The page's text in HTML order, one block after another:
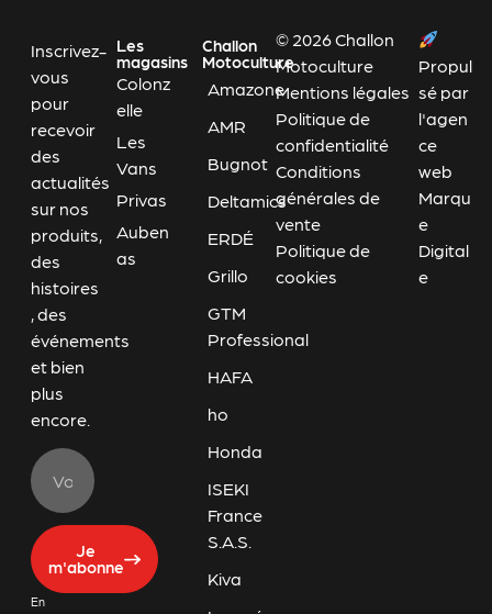
Inscrivez-
vous
pour
recevoir
des
actualités
sur nos
produits,
des
histoires
, des
événements
et bien
plus
encore.
Je
m'abonne
En
Les
magasins
Colonz
elle
Les
Vans
Privas
Auben
as
Challon
Motoculture
Amazone
AMR
Bugnot
Deltamics
ERDÉ
Grillo
GTM
Professional
HAFA
ho
Honda
ISEKI
France
S.A.S.
Kiva
© 2026 Challon
Motoculture
Mentions légales
Politique de
confidentialité
Conditions
générales de
vente
Politique de
cookies
Propul
sé par
l'agen
ce
web
Marqu
e
Digital
e